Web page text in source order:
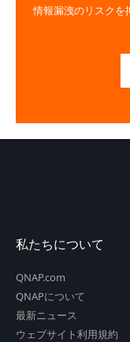
情報漏洩のリスクを
私たちについて
QNAP.com
QNAPについて
最新ニュース
ウェブサイト利用規約